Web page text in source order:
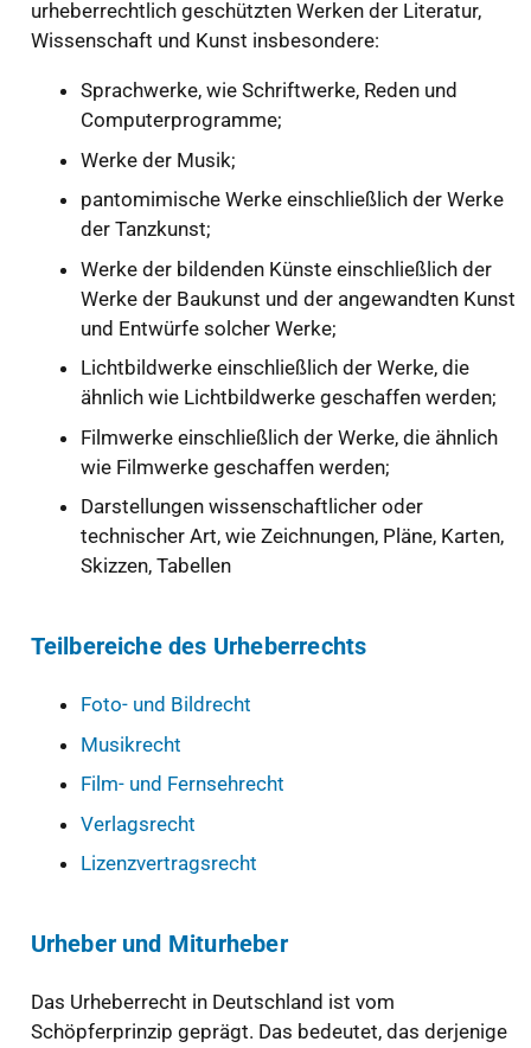
urheberrechtlich geschützten Werken der Literatur,
Wissenschaft und Kunst insbesondere:
Sprachwerke, wie Schriftwerke, Reden und
Computerprogramme;
Werke der Musik;
pantomimische Werke einschließlich der Werke
der Tanzkunst;
Werke der bildenden Künste einschließlich der
Werke der Baukunst und der angewandten Kunst
und Entwürfe solcher Werke;
Lichtbildwerke einschließlich der Werke, die
ähnlich wie Lichtbildwerke geschaffen werden;
Filmwerke einschließlich der Werke, die ähnlich
wie Filmwerke geschaffen werden;
Darstellungen wissenschaftlicher oder
technischer Art, wie Zeichnungen, Pläne, Karten,
Skizzen, Tabellen
Teilbereiche des Urheberrechts
Foto- und Bildrecht
Musikrecht
Film- und Fernsehrecht
Verlagsrecht
Lizenzvertragsrecht
Urheber und Miturheber
Das Urheberrecht in Deutschland ist vom
Schöpferprinzip geprägt. Das bedeutet, das derjenige